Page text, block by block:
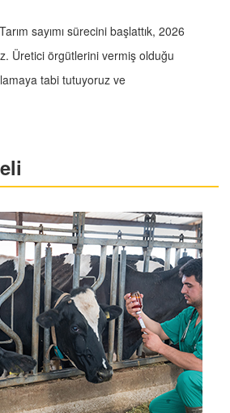
Tarım sayımı sürecini başlattık, 2026
Üretici örgütlerini vermiş olduğu
tabi tutuyoruz ve